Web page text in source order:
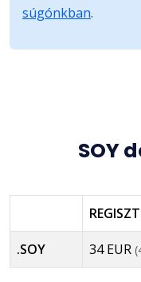
súgónkban.
SOY
.SOY 34 EUR